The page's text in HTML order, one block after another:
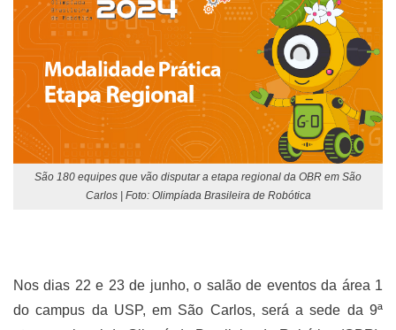
São 180 equipes que vão disputar a etapa regional da OBR em São
Carlos | Foto: Olimpíada Brasileira de Robótica
Nos dias 22 e 23 de junho, o salão de eventos da área 1
do campus da USP, em São Carlos, será a sede da 9ª